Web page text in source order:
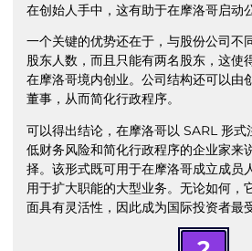
在创始人手中，这有助于在摩洛哥启动
一个关键的优势还在于，与股份公司不
股东人数，而且只能有两名股东，这使
在摩洛哥境内创业。公司结构还可以由
董事，从而简化行政程序。
可以得出结论，在摩洛哥以 SARL 形式
低财务风险和简化行政程序的企业家来
择。该形式既可用于在摩洛哥成立成员
用于扩大职能的大型业务。无论如何，
面具有灵活性，因此成为国际投资者最